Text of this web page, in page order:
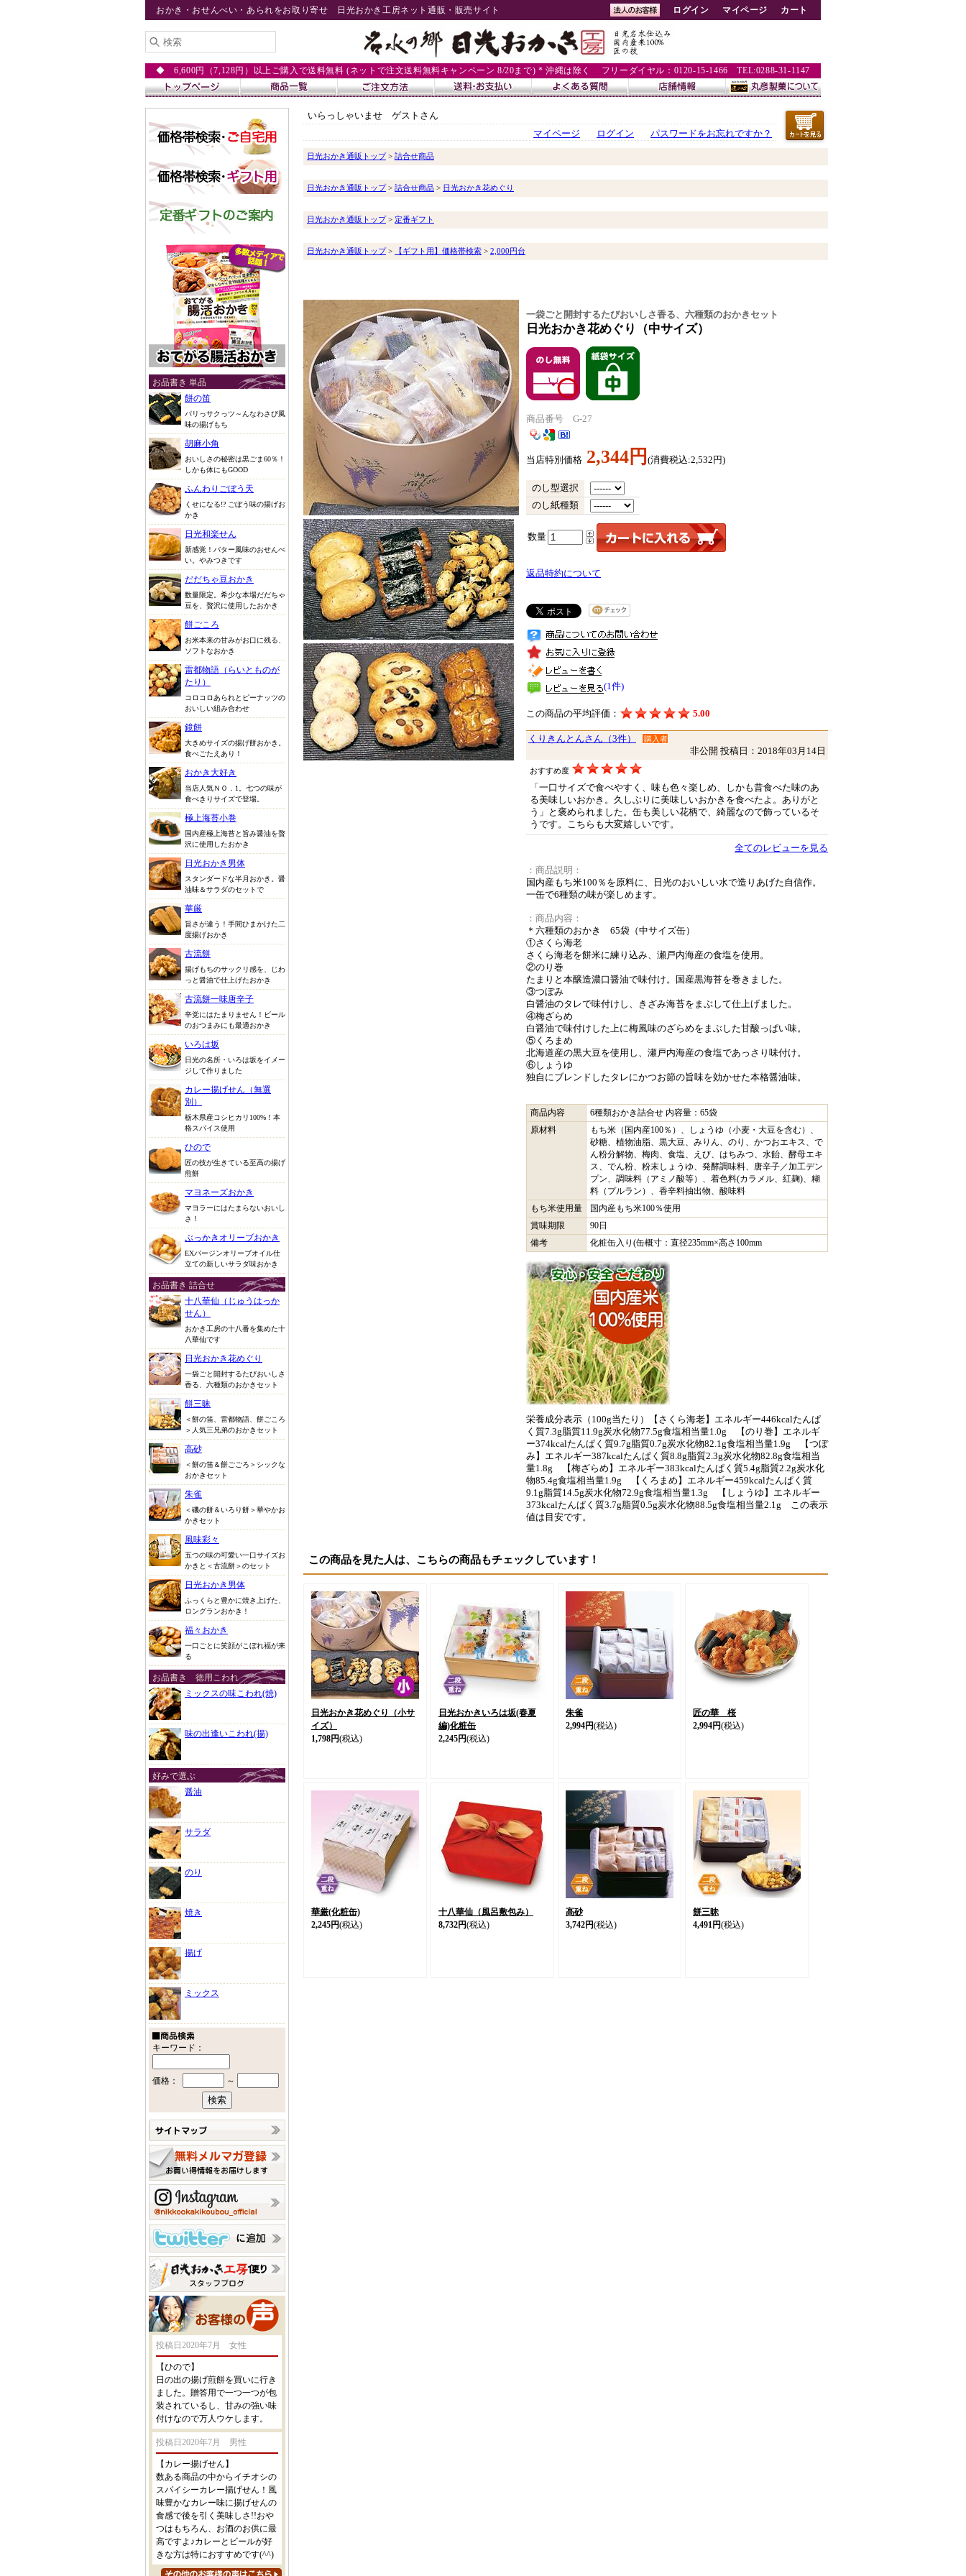
おかき・おせんべい・あられをお取り寄せ 日光おかき工房ネット通販・販売サイト ログイン マイページ カート
◆ 6,600円（7,128円）以上ご購入で送料無料 (ネットで注文送料無料キャンペーン 8/20まで) * 沖縄は除く フリーダイヤル：0120-15-1466 TEL:0288-31-1147
お品書き 単品
餅の笛
パリっサクっツ～んなわさび風
味の揚げもち
胡麻小角
おいしさの秘密は黒ごま60％！
しかも体にもGOOD
ふんわりごぼう天
くせになる!? ごぼう味の揚げお
かき
日光和楽せん
新感覚！バター風味のおせんべ
い。やみつきです
だだちゃ豆おかき
数量限定。希少な本場だだちゃ
豆を、贅沢に使用したおかき
餅ごころ
お米本来の甘みがお口に残る、
ソフトなおかき
雷都物語（らいとものが
たり）
コロコロあられとピーナッツの
おいしい組み合わせ
鏡餅
大きめサイズの揚げ餅おかき。
食べごたえあり！
おかき大好き
当店人気ＮＯ．1。七つの味が
食べきりサイズで登場。
極上海苔小巻
国内産極上海苔と旨み醤油を贅
沢に使用したおかき
日光おかき男体
スタンダードな半月おかき。醤
油味＆サラダのセットで
華厳
旨さが違う！手間ひまかけた二
度揚げおかき
古流餅
揚げもちのサックリ感を、じわ
っと醤油で仕上げたおかき
古流餅一味唐辛子
辛党にはたまりません！ビール
のおつまみにも最適おかき
いろは坂
日光の名所・いろは坂をイメー
ジして作りました
カレー揚げせん（無選
別）
栃木県産コシヒカリ100%！本
格スパイス使用
ひので
匠の技が生きている至高の揚げ
煎餅
マヨネーズおかき
マヨラーにはたまらないおいし
さ！
ぶっかきオリーブおかき
EXバージンオリーブオイル仕
立ての新しいサラダ味おかき
お品書き 詰合せ
十八華仙（じゅうはっか
せん）
おかき工房の十八番を集めた十
八華仙です
日光おかき花めぐり
一袋ごと開封するたびおいしさ
香る、六種類のおかきセット
餅三昧
＜餅の笛、雷都物語、餅ごころ
＞人気三兄弟のおかきセット
高砂
＜餅の笛＆餅ごごろ＞シックな
おかきセット
朱雀
＜磯の餅＆いろり餅＞華やかお
かきセット
風味彩々
五つの味の可愛い一口サイズお
かきと＜古流餅＞のセット
日光おかき男体
ふっくらと豊かに焼き上げた、
ロングランおかき！
福々おかき
一口ごとに笑顔がこぼれ福が来
る
お品書き 徳用こわれ
ミックスの味こわれ(焼)
味の出逢いこわれ(揚)
好みで選ぶ
醤油
サラダ
のり
焼き
揚げ
ミックス
キーワード：
価格： ～
投稿日2020年7月 女性
【ひので】
日の出の揚げ煎餅を買いに行き
ました。贈答用で一つ一つが包
装されているし、甘みの強い味
付けなので万人ウケします。
投稿日2020年7月 男性
【カレー揚げせん】
数ある商品の中からイチオシの
スパイシーカレー揚げせん！風
味豊かなカレー味に揚げせんの
食感で後を引く美味しさ!!おや
つはもちろん、お酒のお供に最
高ですよ♪カレーとビールが好
きな方は特におすすめです(^^)
いらっしゃいませ ゲストさん
マイページ
ログイン パスワードをお忘れですか？
日光おかき通販トップ> 詰合せ商品
日光おかき通販トップ> 詰合せ商品 > 日光おかき花めぐり
日光おかき通販トップ> 定番ギフト
日光おかき通販トップ> 【ギフト用】価格帯検索 > 2,000円台
一袋ごと開封するたびおいしさ香る、六種類のおかきセット
日光おかき花めぐり（中サイズ）
商品番号 G-27
当店特別価格 2,344円(消費税込:2,532円)
のし型選択
のし紙種類
数量
返品特約について
(1件)
この商品の平均評価： 5.00
くりきんとんさん（3件） 購入者
非公開 投稿日：2018年03月14日
おすすめ度
「一口サイズで食べやすく、味も色々楽しめ、しかも昔食べた味のあ
る美味しいおかき。久しぶりに美味しいおかきを食べたよ。ありがと
う」と褒められました。缶も美しい花柄で、綺麗なので飾っているそ
うです。こちらも大変嬉しいです。
全てのレビューを見る
：商品説明：
国内産もち米100％を原料に、日光のおいしい水で造りあげた自信作。
一缶で6種類の味が楽しめます。
：商品内容：
＊六種類のおかき 65袋（中サイズ缶）
①さくら海老
さくら海老を餅米に練り込み、瀬戸内海産の食塩を使用。
②のり巻
たまりと本醸造濃口醤油で味付け。国産黒海苔を巻きました。
③つぼみ
白醤油のタレで味付けし、きざみ海苔をまぶして仕上げました。
④梅ざらめ
白醤油で味付けした上に梅風味のざらめをまぶした甘酸っぱい味。
⑤くろまめ
北海道産の黒大豆を使用し、瀬戸内海産の食塩であっさり味付け。
⑥しょうゆ
独自にブレンドしたタレにかつお節の旨味を効かせた本格醤油味。
商品内容
6種類おかき詰合せ 内容量：65袋
原材料
もち米（国内産100％）、しょうゆ（小麦・大豆を含む）、
砂糖、植物油脂、黒大豆、みりん、のり、かつおエキス、で
ん粉分解物、梅肉、食塩、えび、はちみつ、水飴、酵母エキ
ス、でん粉、粉末しょうゆ、発酵調味料、唐辛子／加工デン
プン、調味料（アミノ酸等）、着色料(カラメル、紅麹)、糊
料（プルラン）、香辛料抽出物、酸味料
もち米使用量
国内産もち米100％使用
賞味期限
90日
備考
化粧缶入り(缶概寸：直径235mm×高さ100mm
栄養成分表示（100g当たり）【さくら海老】エネルギー446kcalたんぱ
く質7.3g脂質11.9g炭水化物77.5g食塩相当量1.0g 【のり巻】エネルギ
ー374kcalたんぱく質9.7g脂質0.7g炭水化物82.1g食塩相当量1.9g 【つぼ
み】エネルギー387kcalたんぱく質8.8g脂質2.3g炭水化物82.8g食塩相当
量1.8g 【梅ざらめ】エネルギー383kcalたんぱく質5.4g脂質2.2g炭水化
物85.4g食塩相当量1.9g 【くろまめ】エネルギー459kcalたんぱく質
9.1g脂質14.5g炭水化物72.9g食塩相当量1.3g 【しょうゆ】エネルギー
373kcalたんぱく質3.7g脂質0.5g炭水化物88.5g食塩相当量2.1g この表示
値は目安です。
この商品を見た人は、こちらの商品もチェックしています！
日光おかき花めぐり（小サ
イズ）
1,798円(税込)
日光おかきいろは坂(春夏
編)化粧缶
2,245円(税込)
朱雀
2,994円(税込)
匠の華 桜
2,994円(税込)
華厳(化粧缶)
2,245円(税込)
十八華仙（風呂敷包み）
8,732円(税込)
高砂
3,742円(税込)
餅三昧
4,491円(税込)